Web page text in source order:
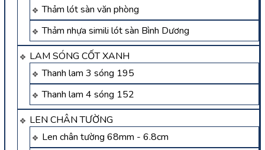
Thảm lót sàn văn phòng
Thảm nhựa simili lót sàn Bình Dương
LAM SÓNG CỐT XANH
Thanh lam 3 sóng 195
Thanh lam 4 sóng 152
LEN CHÂN TƯỜNG
Len chân tường 68mm - 6.8cm